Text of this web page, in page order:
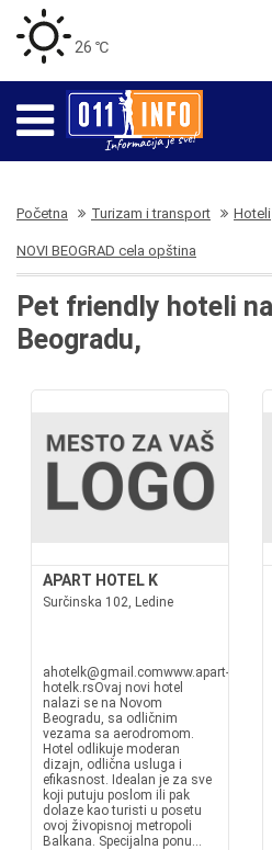
26 ℃
Početna Turizam i transport Hoteli
NOVI BEOGRAD cela opština
Pet friendly hoteli
Beogradu,
APART HOTEL K
Surčinska 102, Ledine
ahotelk@gmail.comwww.apart-
hotelk.rsOvaj novi hotel
nalazi se na Novom
Beogradu, sa odličnim
vezama sa aerodromom.
Hotel odlikuje moderan
dizajn, odlična usluga i
efikasnost. Idealan je za sve
koji putuju poslom ili pak
dolaze kao turisti u posetu
ovoj živopisnoj metropoli
Balkana. Specijalna ponu...